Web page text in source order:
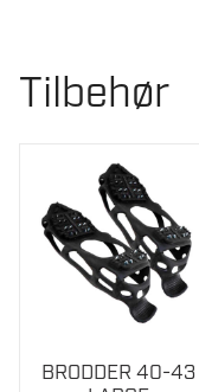
Tilbehør
BRODDER 40-43